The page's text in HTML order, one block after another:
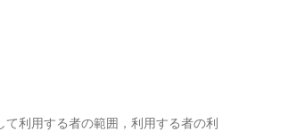
利用する者の範囲，利用する者の利